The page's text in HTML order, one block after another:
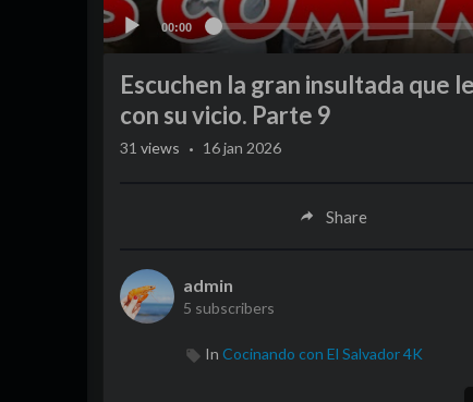
00:00
Escuchen la gran insultada que
con su vicio. Parte 9
31 views · 16 jan 2026
Share
admin
5 subscribers
In Cocinando con El Salvador 4K